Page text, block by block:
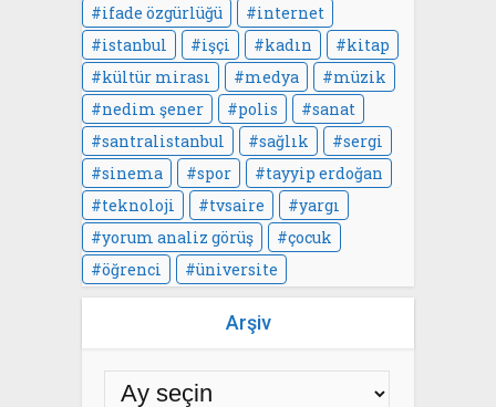
ifade özgürlüğü
internet
istanbul
işçi kadın
kitap
kültür mirası
medya
müzik
nedim şener
polis
sanat
santralistanbul
sağlık
sergi
sinema
spor
tayyip erdoğan
teknoloji
tvsaire
yargı
yorum analiz görüş
çocuk
öğrenci
üniversite
Arşiv